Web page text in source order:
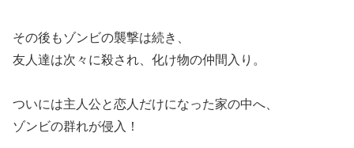
その後もゾンビの襲撃は続き、
友人達は次々に殺され、化け物の仲間入り。
ついには主人公と恋人だけになった家の中へ、
ゾンビの群れが侵入！